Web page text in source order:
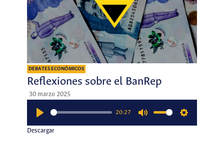
DEBATES ECONÓMICOS
Reflexiones sobre el BanRep
30 marzo 2025
20:27
Descargar